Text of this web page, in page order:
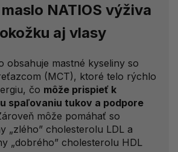
NATIOS výživa
aj vlasy
obsahuje mastné kyseliny so
(MCT), ktoré telo rýchlo
čo môže prispieť k
spaľovaniu tukov a podpore
môže pomáhať so
„zlého” cholesterolu LDL a
„dobrého” cholesterolu HDL